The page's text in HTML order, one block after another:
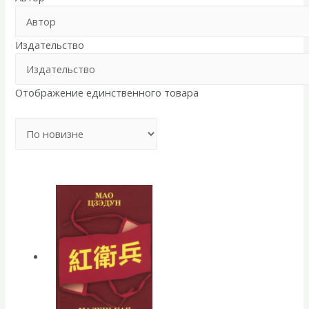
Издательство
Отображение единственного товара